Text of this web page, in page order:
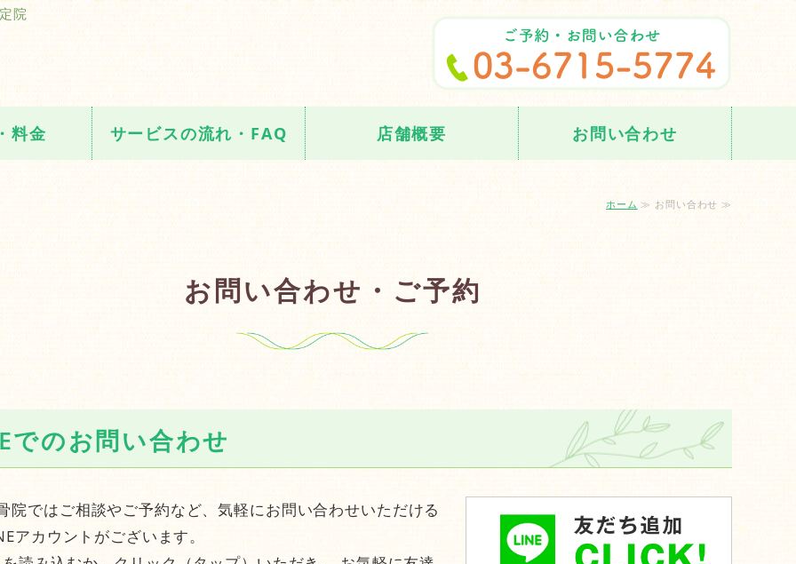
の骨盤矯正など症状に合ったオーダーメイド施術ならまるこ接骨院｜
院
料金 サービスの流れ・FAQ 店舗概要 お問い合わせ
ホーム ≫ お問い合わせ ≫
お問い合わせ・ご予約
でのお問い合わせ
院ではご相談やご予約など、気軽にお問い合わせいただける
アカウントがございます。